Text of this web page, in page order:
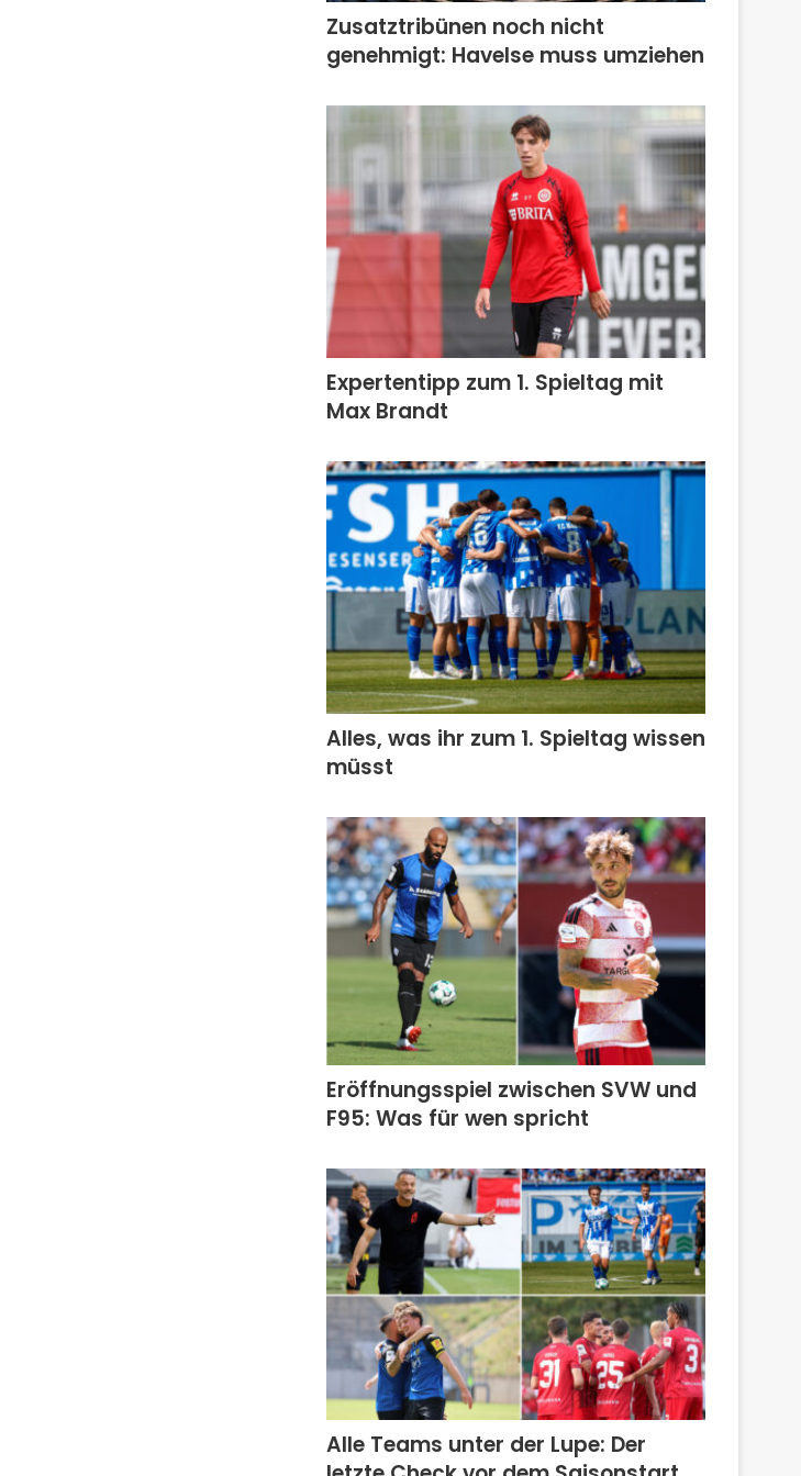
Zusatztribünen noch nicht
genehmigt: Havelse muss umziehen
Expertentipp zum 1. Spieltag mit
Max Brandt
Alles, was ihr zum 1. Spieltag wissen
müsst
Eröffnungsspiel zwischen SVW und
F95: Was für wen spricht
Alle Teams unter der Lupe: Der